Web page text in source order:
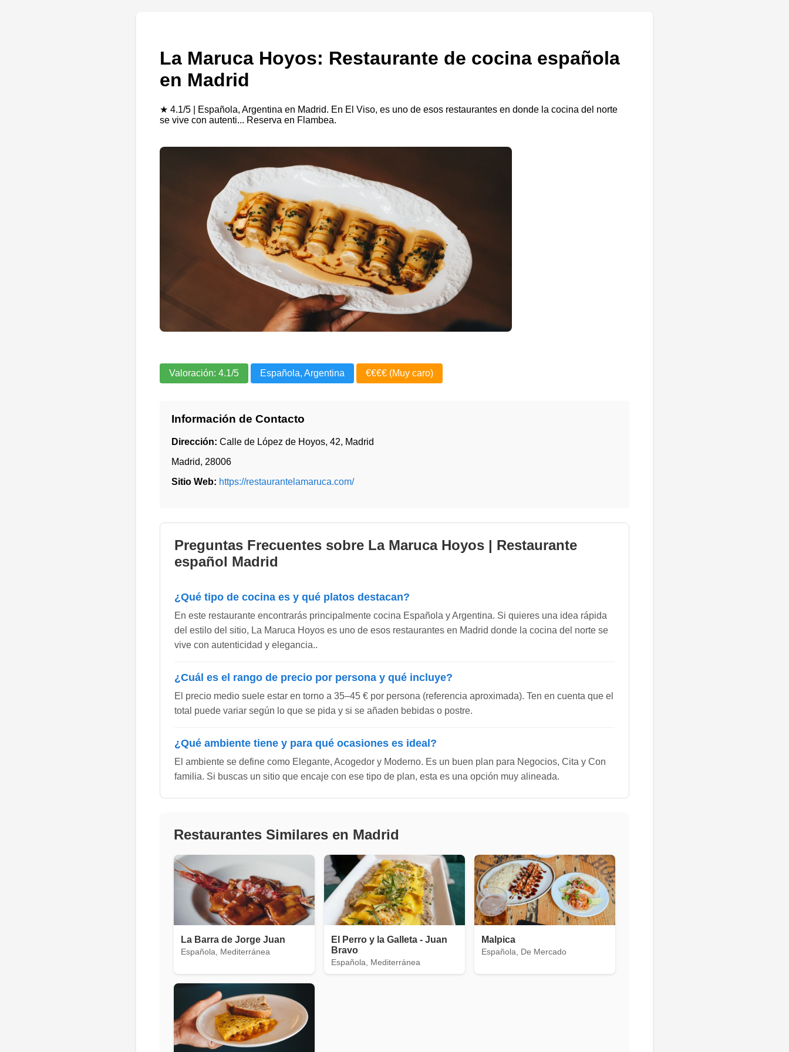
La Maruca Hoyos: Restaurante de cocina española
en Madrid
★ 4.1/5 | Española, Argentina en Madrid. En El Viso, es uno de esos restaurantes en donde la cocina del norte
se vive con autenti... Reserva en Flambea.
Valoración: 4.1/5 Española, Argentina €€€€ (Muy caro)
Información de Contacto
Dirección: Calle de López de Hoyos, 42, Madrid
Madrid, 28006
Sitio Web: https://restaurantelamaruca.com/
Preguntas Frecuentes sobre La Maruca Hoyos | Restaurante
español Madrid
¿Qué tipo de cocina es y qué platos destacan?
En este restaurante encontrarás principalmente cocina Española y Argentina. Si quieres una idea rápida
del estilo del sitio, La Maruca Hoyos es uno de esos restaurantes en Madrid donde la cocina del norte se
vive con autenticidad y elegancia..
¿Cuál es el rango de precio por persona y qué incluye?
El precio medio suele estar en torno a 35–45 € por persona (referencia aproximada). Ten en cuenta que el
total puede variar según lo que se pida y si se añaden bebidas o postre.
¿Qué ambiente tiene y para qué ocasiones es ideal?
El ambiente se define como Elegante, Acogedor y Moderno. Es un buen plan para Negocios, Cita y Con
familia. Si buscas un sitio que encaje con ese tipo de plan, esta es una opción muy alineada.
Restaurantes Similares en Madrid
La Barra de Jorge Juan
Española, Mediterránea
El Perro y la Galleta - Juan
Bravo
Española, Mediterránea
Malpica
Española, De Mercado